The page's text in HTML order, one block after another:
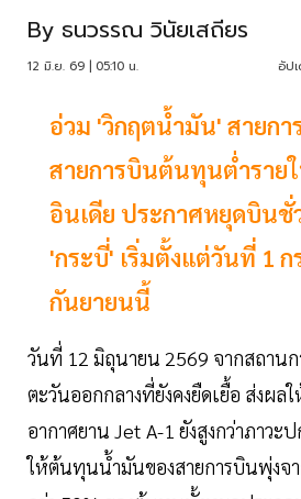
By ธนวรรณ วินัยเสถียร
12 มิ.ย. 69 | 05:10 น. อัป
อ่วม 'วิกฤตน้ำมัน' สายกา
สายการบินต้นทุนต่ำราย
อินเดีย ประกาศหยุดบินชั่
'กระบี่' เริ่มตั้งแต่วันที่ 1
กันยายนนี้
วันที่ 12 มิถุนายน 2569 จากสถาน
ตะวันออกกลางที่ยังคงยืดเยื้อ ส่งผล
อากาศยาน Jet A-1 ยังสูงกว่าภาวะ
ให้ต้นทุนน้ำมันของสายการบินพุ่งจ